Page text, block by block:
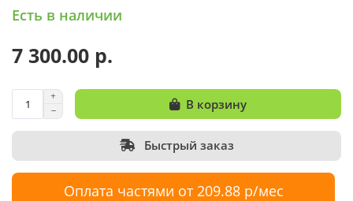
Есть в наличии
7 300.00 р.
В корзину
Быстрый заказ
Оплата частями от 209.88 р/мес